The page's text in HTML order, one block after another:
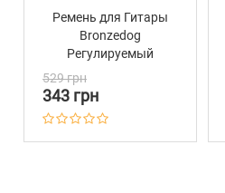
Ремень для Гитары
Bronzedog
Регулируемый
Кожаной Основой
529 грн
343 грн